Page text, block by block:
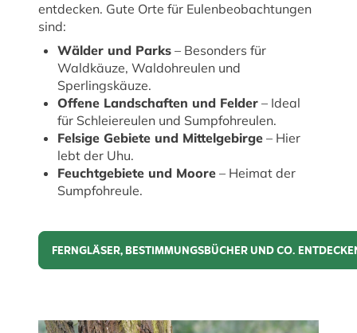
entdecken. Gute Orte für Eulenbeobachtungen
sind:
Wälder und Parks – Besonders für
Waldkäuze, Waldohreulen und
Sperlingskäuze.
Offene Landschaften und Felder – Ideal
für Schleiereulen und Sumpfohreulen.
Felsige Gebiete und Mittelgebirge – Hier
lebt der Uhu.
Feuchtgebiete und Moore – Heimat der
Sumpfohreule.
FERNGLÄSER, BESTIMMUNGSBÜCHER UND CO.